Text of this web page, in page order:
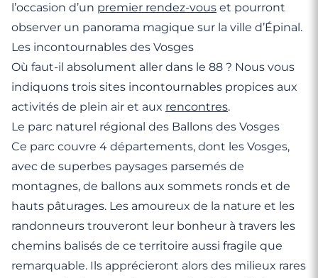
l’occasion d’un premier rendez-vous et pourront
observer un panorama magique sur la ville d’Épinal.
Les incontournables des Vosges
Où faut-il absolument aller dans le 88 ? Nous vous
indiquons trois sites incontournables propices aux
activités de plein air et aux rencontres.
Le parc naturel régional des Ballons des Vosges
Ce parc couvre 4 départements, dont les Vosges,
avec de superbes paysages parsemés de
montagnes, de ballons aux sommets ronds et de
hauts pâturages. Les amoureux de la nature et les
randonneurs trouveront leur bonheur à travers les
chemins balisés de ce territoire aussi fragile que
remarquable. Ils apprécieront alors des milieux rares